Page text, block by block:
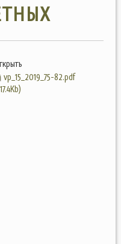
vp_15_2019_75-82.pdf